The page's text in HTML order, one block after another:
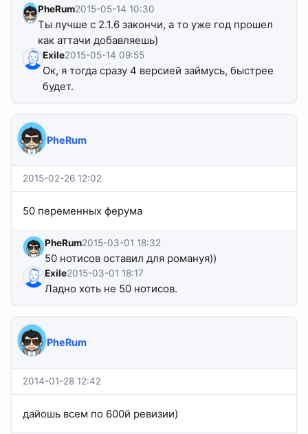
PheRum2015-05-14 10:30
Ты лучше с 2.1.6 закончи, а то уже год прошел
как аттачи добавляешь)
Exile2015-05-14 09:55
Ок, я тогда сразу 4 версией займусь, быстрее
будет.
PheRum
2015-02-26 12:02
50 переменных ферума
PheRum2015-03-01 18:32
50 нотисов оставил для романуя))
Exile2015-03-01 18:17
Ладно хоть не 50 нотисов.
PheRum
2014-01-28 12:42
дайошь всем по 600й ревизии)